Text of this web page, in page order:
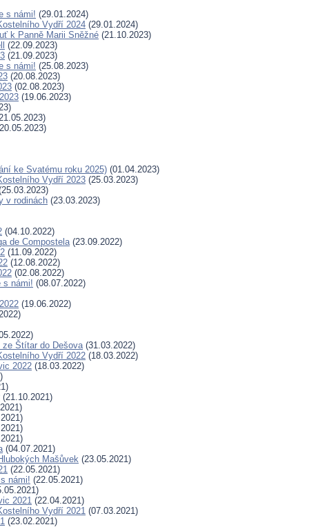
s námi! (29.01.2024)
Vydří 2024 (29.01.2024)
k Panně Marii Sněžné (21.10.2023)
(22.09.2023)
(21.09.2023)
s námi! (25.08.2023)
(20.08.2023)
(02.08.2023)
(19.06.2023)
ke Svatému roku 2025) (01.04.2023)
Vydří 2023 (25.03.2023)
v rodinách (23.03.2023)
(04.10.2022)
de Compostela(23.09.2022)
(11.09.2022)
(12.08.2022)
(02.08.2022)
s námi! (08.07.2022)
(19.06.2022)
Štítar do Dešova(31.03.2022)
Vydří 2022 (18.03.2022)
2022 (18.03.2022)
(21.10.2021)
(04.07.2021)
Mašůvek (23.05.2021)
(22.05.2021)
námi! (22.05.2021)
2021 (22.04.2021)
Vydří 2021 (07.03.2021)
(23.02.2021)